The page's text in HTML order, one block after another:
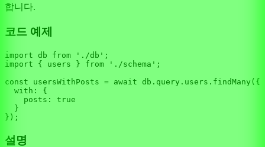
합니다.
코드 예제
import db from './db'
import { users } from './schema' ;
const usersWithPosts = await db. query . users . findMany ({
with : {
posts : true
  }
설명